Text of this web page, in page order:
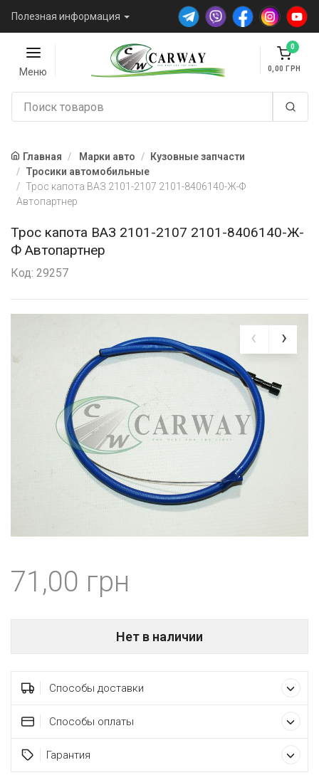
Полезная информация
Меню
0
0,00
Главная Марки авто
Кузовные запчасти
Тросики автомобильные
Трос капота ВАЗ 2101-2107 2101-8406140-Ж-Ф
Автопартнер
Трос капота ВАЗ 2101-2107 2101-8406140-Ж-
Ф Автопартнер
Код: 29257
71,00
Нет в наличии
Способы доставки
Способы оплаты
Гарантия